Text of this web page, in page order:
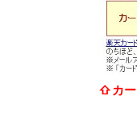
⇧カー